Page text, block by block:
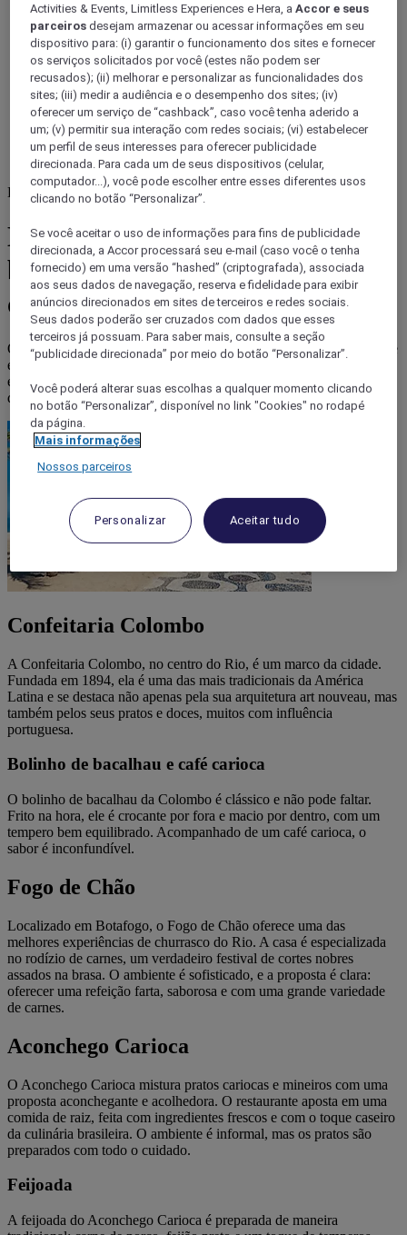
Brasil
Experimente a melhor comida
brasileira no Rio de Janeiro
com Mercure
O Rio de Janeiro é um caldeirão de sabores que reflete a diversidade
e a riqueza da culinária brasileira. Se você está em busca de
experiências gastronômicas autênticas, aqui estão algumas opções
que merecem destaque.
Confeitaria Colombo
A Confeitaria Colombo, no centro do Rio, é um marco da cidade.
Fundada em 1894, ela é uma das mais tradicionais da América
Latina e se destaca não apenas pela sua arquitetura art nouveau, mas
também pelos seus pratos e doces, muitos com influência
portuguesa.
Bolinho de bacalhau e café carioca
O bolinho de bacalhau da Colombo é clássico e não pode faltar.
Frito na hora, ele é crocante por fora e macio por dentro, com um
tempero bem equilibrado. Acompanhado de um café carioca, o
sabor é inconfundível.
Fogo de Chão
Localizado em Botafogo, o Fogo de Chão oferece uma das
melhores experiências de churrasco do Rio. A casa é especializada
no rodízio de carnes, um verdadeiro festival de cortes nobres
assados na brasa. O ambiente é sofisticado, e a proposta é clara:
oferecer uma refeição farta, saborosa e com uma grande variedade
de carnes.
Aconchego Carioca
O Aconchego Carioca mistura pratos cariocas e mineiros com uma
proposta aconchegante e acolhedora. O restaurante aposta em uma
comida de raiz, feita com ingredientes frescos e com o toque caseiro
da culinária brasileira. O ambiente é informal, mas os pratos são
preparados com todo o cuidado.
Feijoada
A feijoada do Aconchego Carioca é preparada de maneira
Activities & Events, Limitless Experiences e Hera, aAccor e seus
parceiros desejam armazenar ou acessar informações em seu
dispositivo para: (i) garantir o funcionamento dos sites e fornecer
os serviços solicitados por você (estes não podem ser
recusados); (ii) melhorar e personalizar as funcionalidades dos
sites; (iii) medir a audiência e o desempenho dos sites; (iv)
oferecer um serviço de “cashback”, caso você tenha aderido a
um; (v) permitir sua interação com redes sociais; (vi) estabelecer
um perfil de seus interesses para oferecer publicidade
direcionada. Para cada um de seus dispositivos (celular,
computador...), você pode escolher entre esses diferentes usos
clicando no botão “Personalizar”.
Se você aceitar o uso de informações para fins de publicidade
direcionada, a Accor processará seu e-mail (caso você o tenha
fornecido) em uma versão “hashed” (criptografada), associada
aos seus dados de navegação, reserva e fidelidade para exibir
anúncios direcionados em sites de terceiros e redes sociais.
Seus dados poderão ser cruzados com dados que esses
terceiros já possuam. Para saber mais, consulte a seção
“publicidade direcionada” por meio do botão “Personalizar”.
Você poderá alterar suas escolhas a qualquer momento clicando
no botão “Personalizar”, disponível no link "Cookies" no rodapé
da página.
Mais informações
Nossos parceiros
Personalizar Aceitar tudo